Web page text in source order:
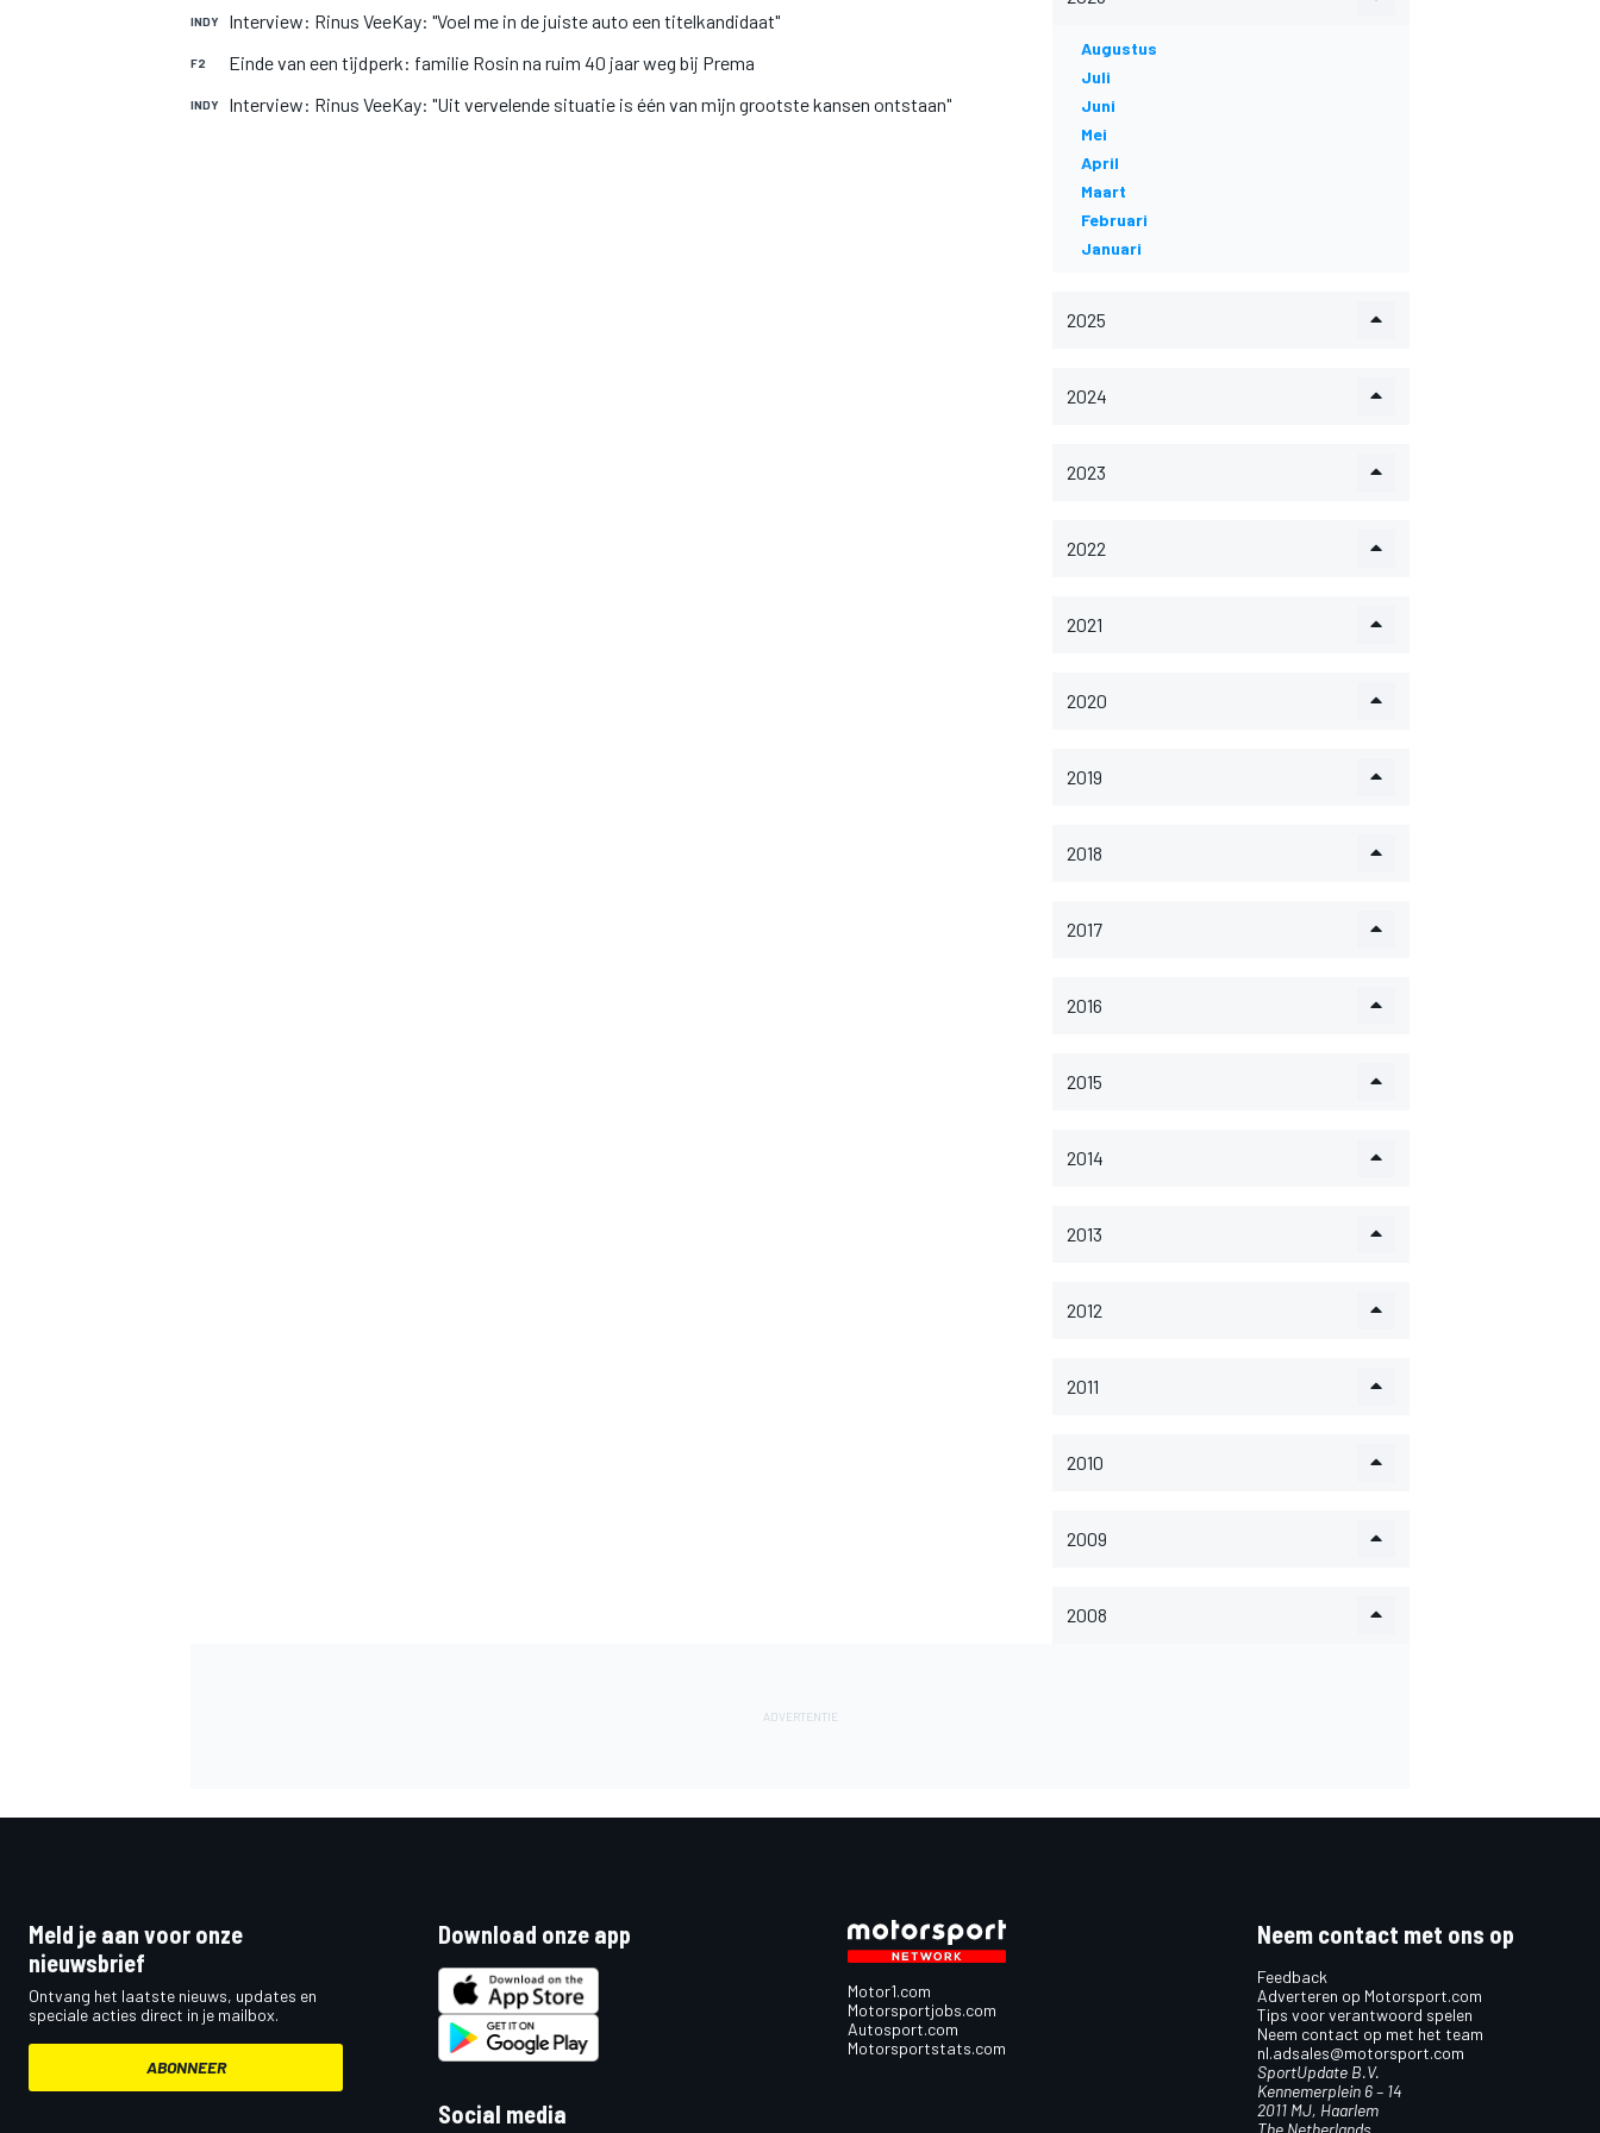
INDY Interview: Rinus VeeKay: "Voel me in de juiste auto een titelkandidaat"
F2 Einde van een tijdperk: familie Rosin na ruim 40 jaar weg bij Prema
INDY Interview: Rinus VeeKay: "Uit vervelende situatie is één van mijn grootste kansen ontstaan"
Augustus
Juli
Juni
Mei
April
Maart
Februari
Januari
2025
2024
2023
2022
2021
2020
2019
2018
2017
2016
2015
2014
2013
2012
2011
2010
2009
2008
Meld je aan voor onze
nieuwsbrief
Ontvang het laatste nieuws, updates en
speciale acties direct in je mailbox.
ABONNEER
Download onze app
Social media
Motor1.com
Motorsportjobs.com
Autosport.com
Motorsportstats.com
Neem contact met ons op
Feedback
Adverteren op Motorsport.com
Tips voor verantwoord spelen
Neem contact op met het team
nl.adsales@motorsport.com
SportUpdate B.V.
Kennemerplein 6 – 14
2011 MJ, Haarlem
The Netherlands